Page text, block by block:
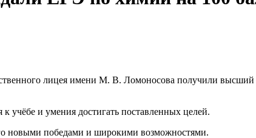
лицея имени М. В. Ломоносова получили
учёбе и умения достигать поставленных целей.
новыми победами и широкими возможностями.